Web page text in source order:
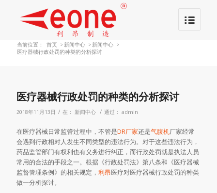
当前位置： 首页 > 新闻中心 > 新闻中心 >
医疗器械行政处罚的种类的分析探讨
医疗器械行政处罚的种类的分析探讨
2018年11月13日 / 在： 新闻中心 / 通过： admin
在医疗器械日常监管过程中，不管是DR厂家还是气腹机厂家经常
会遇到行政相对人发生不同类型的违法行为。对于这些违法行为，
药品监管部门有权利也有义务进行纠正，而行政处罚就是执法人员
常用的合法的手段之一。根据《行政处罚法》第八条和《医疗器械
监督管理条例》的相关规定， 利昂医疗对医疗器械行政处罚的种类
做一分析探讨。